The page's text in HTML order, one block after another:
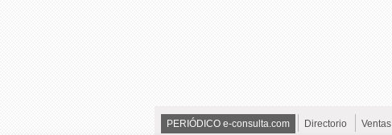
PERIÓDICO e-consulta.com Directorio Ventas